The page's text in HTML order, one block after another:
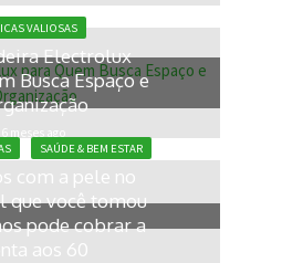
VALIOSAS
Electrolux
Busca Espaço e
6 meses ago
SAÚDE & BEM ESTAR
com a pele no
que você tomou
pode cobrar a
aos 60